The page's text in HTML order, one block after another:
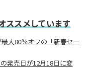
ススメしています
大80％オフの「新春セー
発売日が12月18日に変